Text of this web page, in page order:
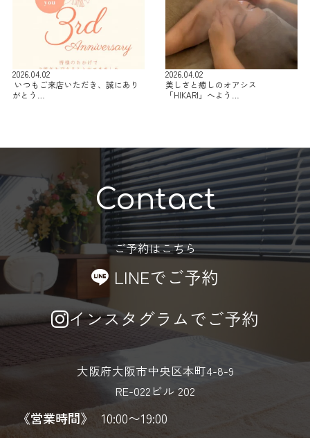
2026.04.02
⁡ いつもご来店いただき、誠にあり
がとう…
2026.04.02
美しさと癒しのオアシス
「HIKARI」へよう…
Contact
ご予約はこちら
LINEでご予約
インスタグラムでご予約
大阪府大阪市中央区本町4-8-9
RE-022ビル 202
《営業時間》 10:00〜19:00